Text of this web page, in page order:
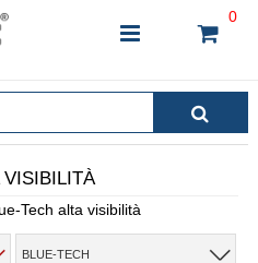
0
PRODOTTO CHE STAI
VISIBILITÀ
Tech alta visibilità
BLUE-TECH